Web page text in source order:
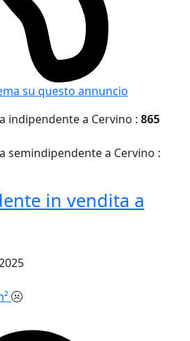
su questo annuncio
indipendente a Cervino : 865
semindipendente a Cervino :
in vendita a